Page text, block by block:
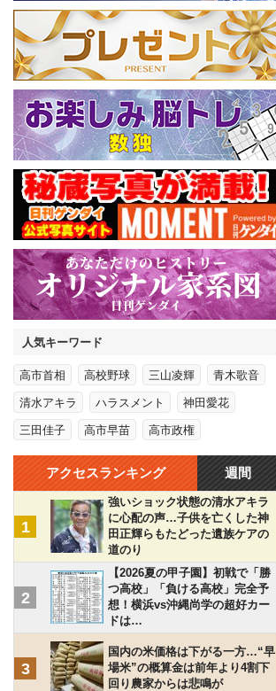
人気キーワード
高市首相 高校野球 三山凌輝 青木歌音
清水アキラ ハラスメント 神田愛花
三田佳子 高市早苗 高市政権
アクセスランキング 週間
1
強いショック状態の清水アキラ
に心配の声…子供を亡くした神
田正輝らもたどった遺族ケアの
道のり
2
【2026夏の甲子園】初戦で「勝
つ高校」「負ける高校」完全予
想！横浜vs沖縄尚学の超好カー
ドは…
3
国内の米価格は下がる一方…“早
場米”の概算金は前年より4割下
回り農家からは悲鳴が